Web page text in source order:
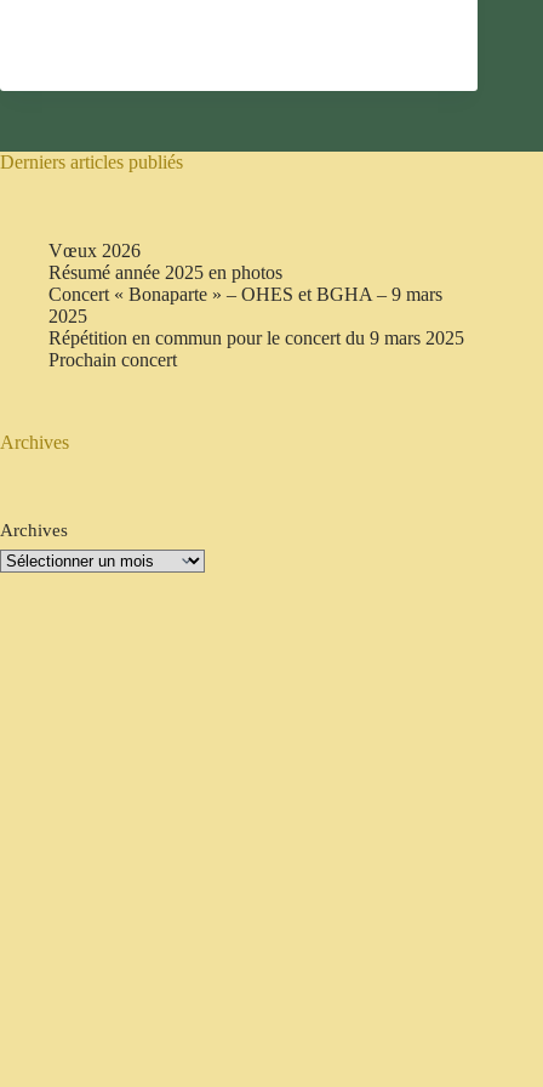
Derniers articles publiés
Vœux 2026
Résumé année 2025 en photos
Concert « Bonaparte » – OHES et BGHA – 9 mars
2025
Répétition en commun pour le concert du 9 mars 2025
Prochain concert
Archives
Archives